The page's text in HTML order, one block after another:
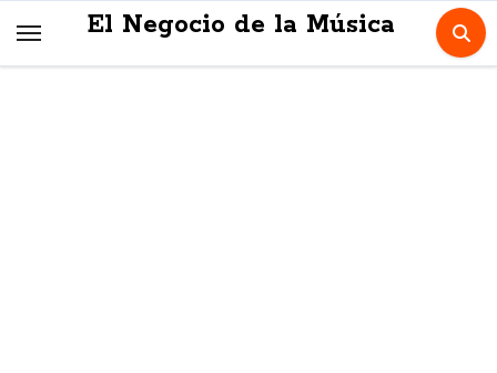
El Negocio de la Música